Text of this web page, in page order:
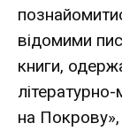
відомими
книги,
на Покрову»,